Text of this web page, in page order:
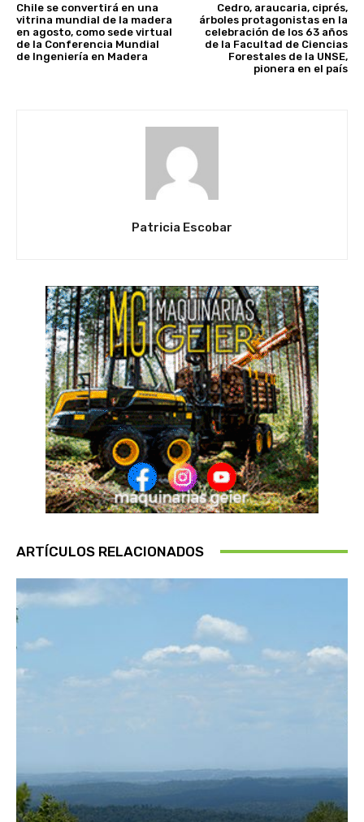
Chile se convertirá en una
vitrina mundial de la madera
en agosto, como sede virtual
de la Conferencia Mundial
de Ingeniería en Madera
Cedro, araucaria, ciprés,
árboles protagonistas en la
celebración de los 63 años
de la Facultad de Ciencias
Forestales de la UNSE,
pionera en el país
Patricia Escobar
ARTÍCULOS RELACIONADOS